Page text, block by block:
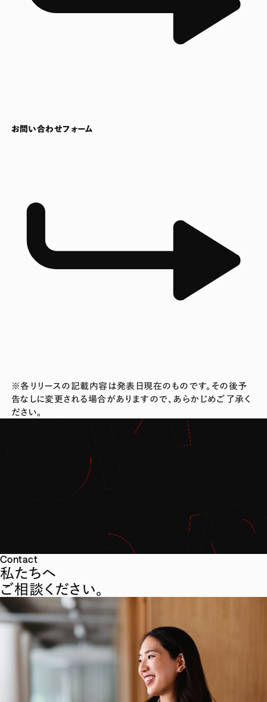
お問い合わせフォーム
※各リリースの記載内容は発表日現在のものです。その後予
告なしに変更される場合がありますので、あらかじめご了承く
ださい。
Contact
私たちへ
ご相談ください。